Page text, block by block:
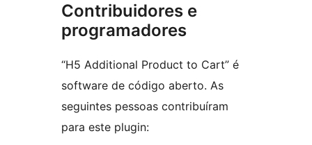
Contribuidores e
programadores
“H5 Additional Product to Cart” é
software de código aberto. As
seguintes pessoas contribuíram
para este plugin: